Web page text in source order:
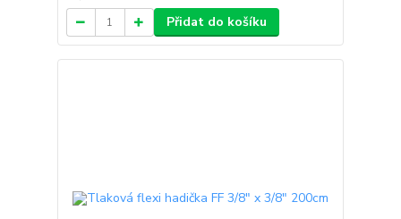
Přidat do košíku